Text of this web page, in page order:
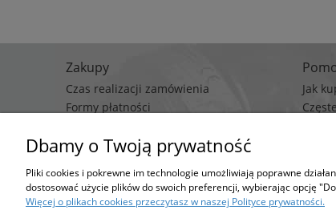
Zakupy
Czas realizacji zamówienia
Formy płatności
Jak
Możesz
Dbamy o Twoją prywatność
Pliki cookies i pokrewne im technologie umożliwiają poprawne
dostosować użycie plików do swoich preferencji, wybierając opcję
Więcej o plikach cookies przeczytasz w naszej Polityce prywatności.